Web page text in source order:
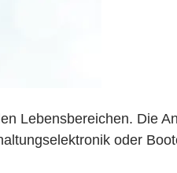
Lebensbereichen. Die
oder